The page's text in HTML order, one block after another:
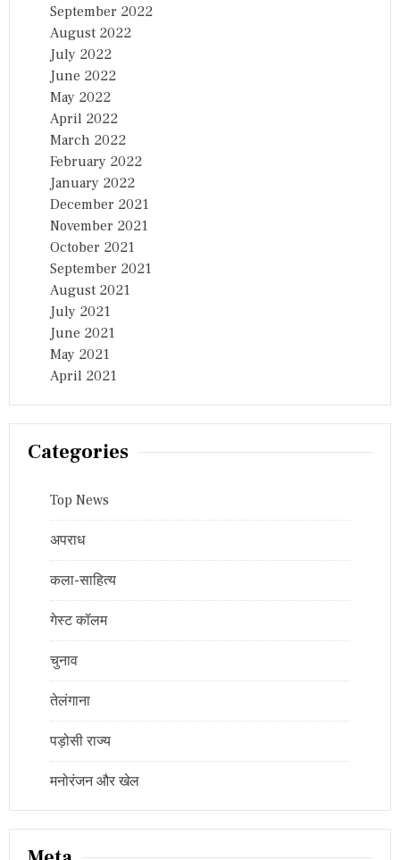
September 2022
August 2022
July 2022
June 2022
May 2022
April 2022
March 2022
February 2022
January 2022
December 2021
November 2021
October 2021
September 2021
August 2021
July 2021
June 2021
May 2021
April 2021
Categories
Top News
अपराध
कला-साहित्य
गेस्ट कॉलम
चुनाव
तेलंगाना
पड़ोसी राज्य
मनोरंजन और खेल